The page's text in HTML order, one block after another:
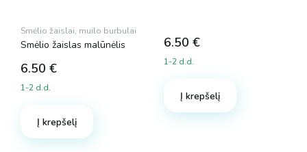
Smėlio žaislai, muilo burbulai
Smėlio žaislas malūnėlis
6.50 €
1-2 d.d.
Į krepšelį
6.50 €
1-2 d.d.
Į krepšelį